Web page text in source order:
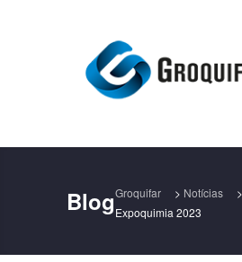
BlogGroquifar > Notícias >
Expoquimia 2023